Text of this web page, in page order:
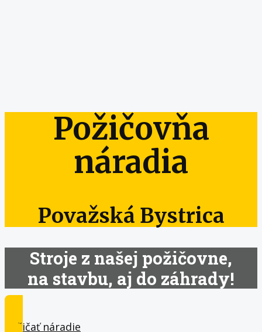
Požičovňa
náradia
Považská Bystrica
Stroje z našej požičovne,
na stavbu, aj do záhrady!
Požičať náradie